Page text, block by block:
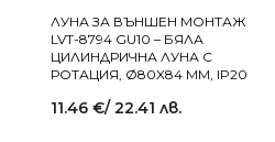
ЛУНА ЗА ВЪНШЕН МОНТАЖ
LVT-8794 GU10 – БЯЛА
ЦИЛИНДРИЧНА ЛУНА С
РОТАЦИЯ, Ø80X84 MM, IP20
11.46 €/ 22.41 лв.